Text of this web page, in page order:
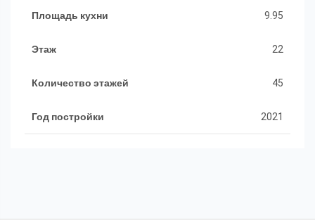
Площадь кухни 9.95
Этаж 22
Количество этажей 45
Год постройки 2021